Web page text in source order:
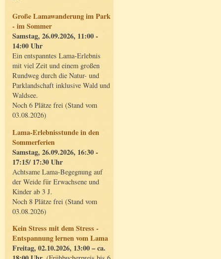
Große Lamawanderung im Park
- im Sommer
Samstag, 26.09.2026, 11:00 -
14:00 Uhr
Ein entspanntes Lama-Erlebnis
mit viel Zeit und einem großen
Rundweg durch die Natur- und
Parklandschaft inklusive Wald und
Waldsee.
Noch 6 Plätze frei (Stand vom
03.08.2026)
Lama-Erlebnisstunde in den
Sommerferien
Samstag, 26.09.2026, 16:30 -
17:15/ 17:30 Uhr
Achtsame Lama-Begegnung auf
der Weide für Erwachsene und
Kinder ab 3 J.
Noch 8 Plätze frei (Stand vom
03.08.2026)
Kein Stress mit dem Stress -
Entspannung lernen vom Lama
Freitag, 02.10.2026, 13:00 – ca.